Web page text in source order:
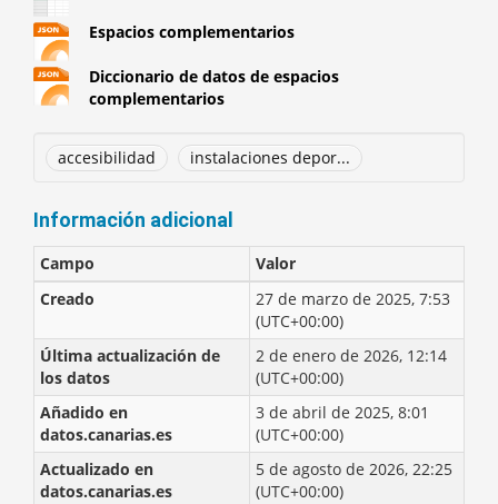
Espacios complementarios
Diccionario de datos de espacios
complementarios
accesibilidad instalaciones depor...
Información adicional
Campo
Valor
Creado
27 de marzo de 2025, 7:53
(UTC+00:00)
Última actualización de
los datos
2 de enero de 2026, 12:14
(UTC+00:00)
Añadido en
datos.canarias.es
3 de abril de 2025, 8:01
(UTC+00:00)
Actualizado en
datos.canarias.es
5 de agosto de 2026, 22:25
(UTC+00:00)